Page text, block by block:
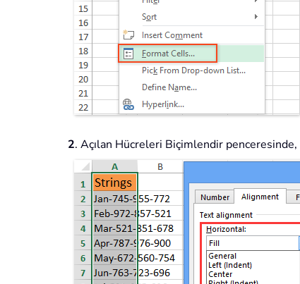
2. Açılan Hücreleri Biçimlendir penceresinde,